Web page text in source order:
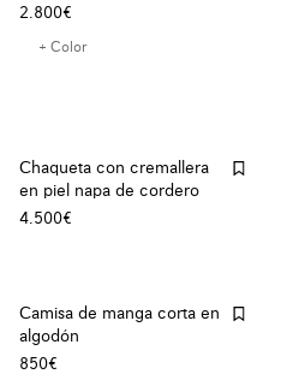
2.800€
+ Color
Chaqueta con cremallera
en piel napa de cordero
4.500€
Camisa de manga corta en
algodón
850€